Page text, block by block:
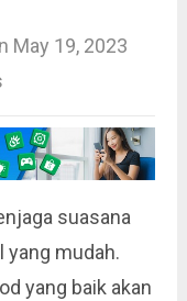
May 19, 2023
suasana
yang mudah.
yang baik akan